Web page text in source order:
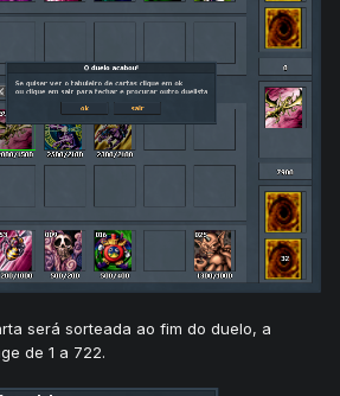
será sorteada ao fim do duelo, a
de 1 a 722.